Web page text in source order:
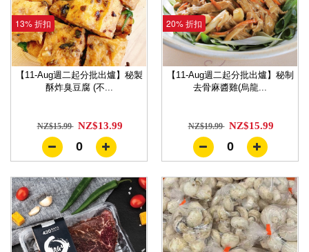
13% 折扣
【11-Aug週二起分批出爐】秘製
酥炸臭豆腐 (不...
NZ$15.99 NZ$13.99
0
20% 折扣
【11-Aug週二起分批出爐】秘制
去骨麻醬雞(烏龍...
NZ$19.99 NZ$15.99
0